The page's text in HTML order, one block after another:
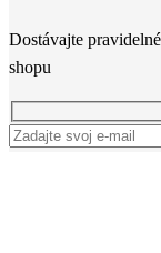
Dostávajte
shopu